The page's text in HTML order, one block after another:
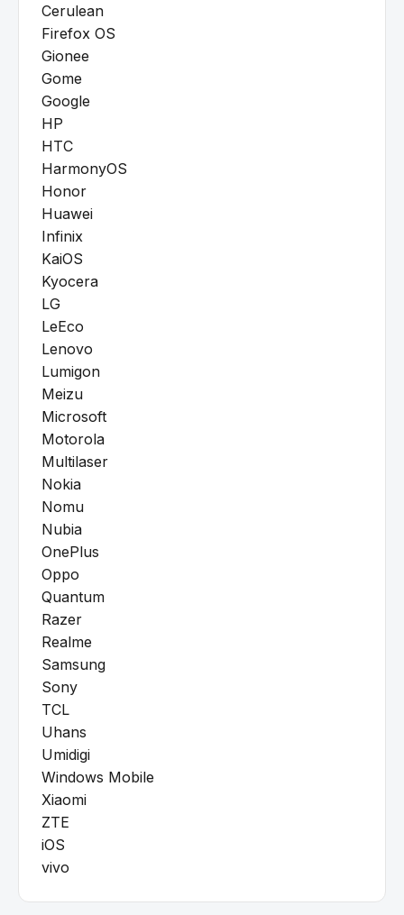
Cerulean
Firefox OS
Gionee
Gome
Google
HP
HTC
HarmonyOS
Honor
Huawei
Infinix
KaiOS
Kyocera
LG
LeEco
Lenovo
Lumigon
Meizu
Microsoft
Motorola
Multilaser
Nokia
Nomu
Nubia
OnePlus
Oppo
Quantum
Razer
Realme
Samsung
Sony
TCL
Uhans
Umidigi
Windows Mobile
Xiaomi
ZTE
iOS
vivo